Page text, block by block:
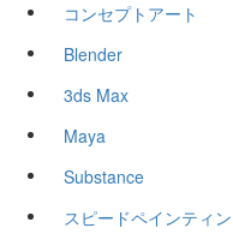
コンセプトアート
Blender
3ds Max
Maya
Substance
スピードペインティ